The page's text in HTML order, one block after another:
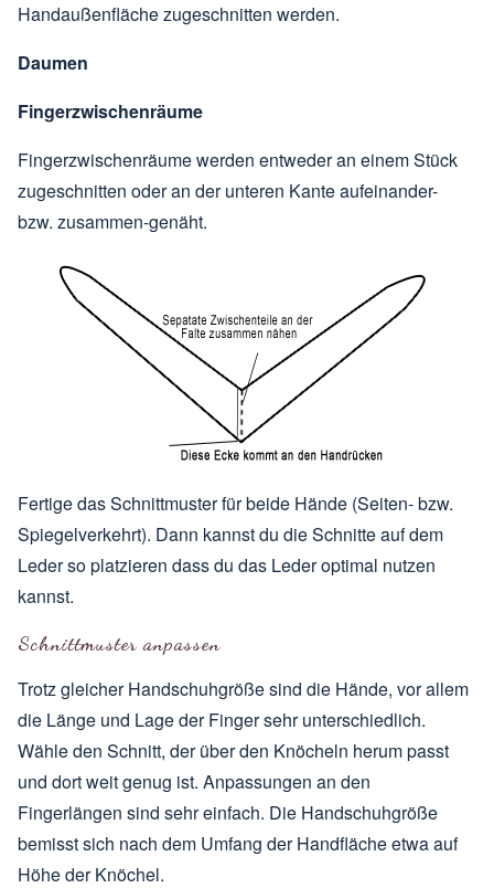
Handaußenfläche zugeschnitten werden.
Daumen
Fingerzwischenräume
Fingerzwischenräume werden entweder an einem Stück
zugeschnitten oder an der unteren Kante aufeinander-
bzw. zusammen-genäht.
Fertige das Schnittmuster für beide Hände (Seiten- bzw.
Spiegelverkehrt). Dann kannst du die Schnitte auf dem
Leder so platzieren dass du das Leder optimal nutzen
kannst.
Schnittmuster anpassen
Trotz gleicher Handschuhgröße sind die Hände, vor allem
die Länge und Lage der Finger sehr unterschiedlich.
Wähle den Schnitt, der über den Knöcheln herum passt
und dort weit genug ist. Anpassungen an den
Fingerlängen sind sehr einfach. Die Handschuhgröße
bemisst sich nach dem Umfang der Handfläche etwa auf
Höhe der Knöchel.